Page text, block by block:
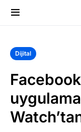
Dijital